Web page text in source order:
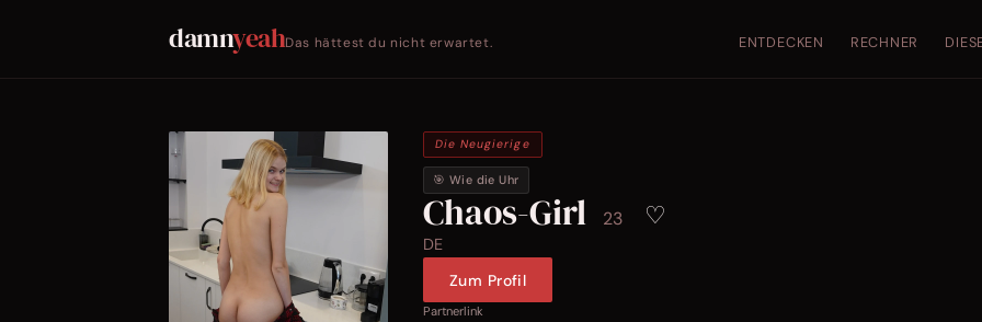
damnyeahDas hättest du nicht erwartet. ENTDECKEN RECHNER
Die Neugierige
🎯 Wie die Uhr
Chaos-Girl 23 ♡
DE
Zum Profil
Partnerlink